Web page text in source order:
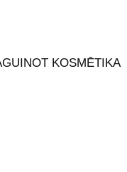
GUINOT KOSMĒTIKA